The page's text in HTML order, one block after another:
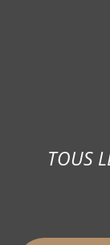
TOUS